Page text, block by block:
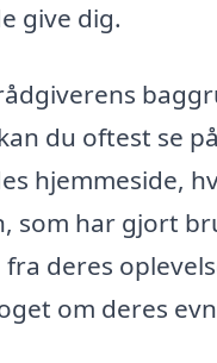
give dig.
du oftest se på
hjemmeside,
som har gjort
deres
om deres